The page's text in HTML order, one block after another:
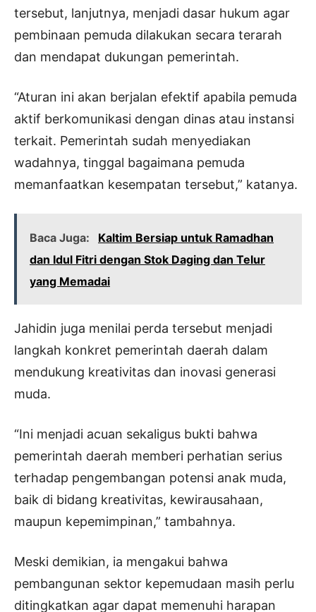
tersebut, lanjutnya, menjadi dasar hukum agar
pembinaan pemuda dilakukan secara terarah
dan mendapat dukungan pemerintah.
“Aturan ini akan berjalan efektif apabila pemuda
aktif berkomunikasi dengan dinas atau instansi
terkait. Pemerintah sudah menyediakan
wadahnya, tinggal bagaimana pemuda
memanfaatkan kesempatan tersebut,” katanya.
Baca Juga:
Kaltim Bersiap untuk Ramadhan
dan Idul Fitri dengan Stok Daging dan Telur
yang Memadai
Jahidin juga menilai perda tersebut menjadi
langkah konkret pemerintah daerah dalam
mendukung kreativitas dan inovasi generasi
muda.
“Ini menjadi acuan sekaligus bukti bahwa
pemerintah daerah memberi perhatian serius
terhadap pengembangan potensi anak muda,
baik di bidang kreativitas, kewirausahaan,
maupun kepemimpinan,” tambahnya.
Meski demikian, ia mengakui bahwa
pembangunan sektor kepemudaan masih perlu
ditingkatkan agar dapat memenuhi harapan